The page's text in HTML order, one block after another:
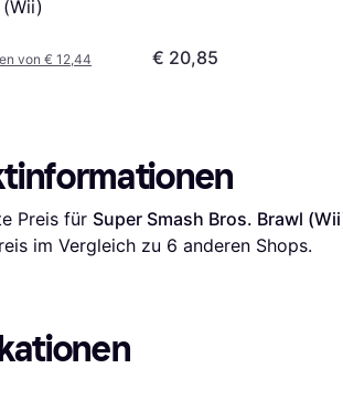
von € 12,44 € 20,85
Preis für Super Smash Bros. Brawl
im Vergleich zu 6 anderen Shops.